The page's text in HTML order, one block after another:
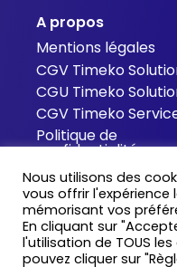
A propos
Mentions légales
CGV Timeko
CGU Timeko
CGV Timeko
Politique de
confidentialité
Cookies
Contact
Blog
Support
Tarifs
Nous utilisons des
vous offrir l'expérience
mémorisant vos
En cliquant sur
l'utilisation de TOUS
pouvez cliquer sur